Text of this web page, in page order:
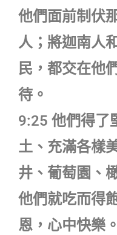
他們面前制伏
人；將迦南人
民，都交在他
待。
9:25 他們得了
土、充滿各樣
井、葡萄園、
他們就吃而得
恩，心中快樂。